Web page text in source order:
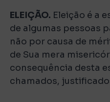
ELEIÇÃO. Eleição é a
de algumas pessoas
não por causa de
de Sua mera
consequência desta
chamados,